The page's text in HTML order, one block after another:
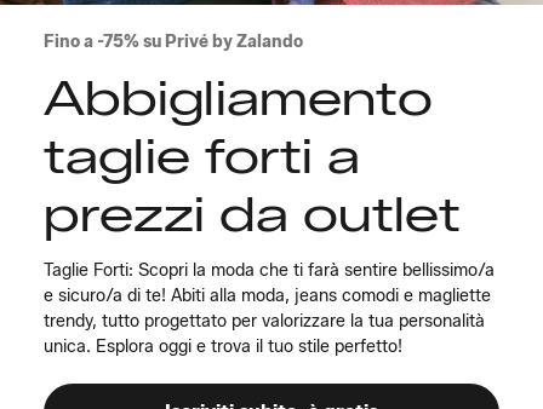
Fino a -75% su Privé by Zalando
Abbigliamento
taglie forti a
prezzi da outlet
Taglie Forti: Scopri la moda che ti farà sentire bellissimo/a
e sicuro/a di te! Abiti alla moda, jeans comodi e magliette
trendy, tutto progettato per valorizzare la tua personalità
unica. Esplora oggi e trova il tuo stile perfetto!